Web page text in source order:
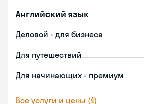
Английский язык
Деловой - для бизнеса
Для путешествий
Для начинающих - премиум
Все услуги и цены (4)